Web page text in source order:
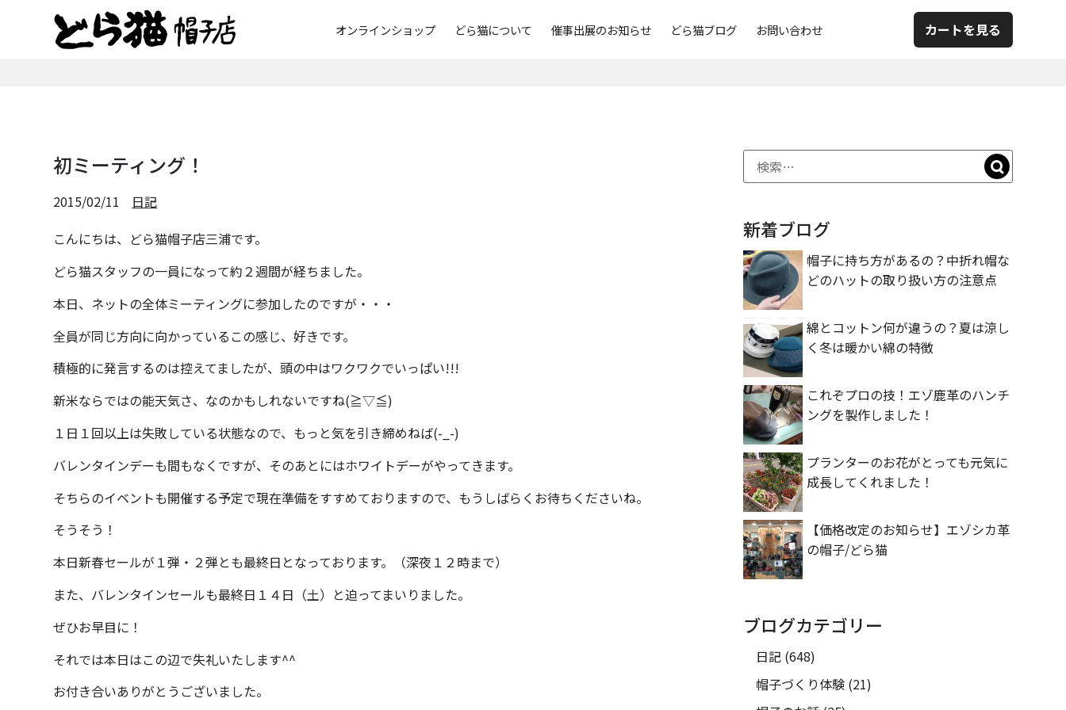
オンラインショップ どら猫について 催事出展のお知らせ どら猫ブログ お問い合わせ カートを見る
初ミーティング！
2015/02/11
日記
こんにちは、どら猫帽子店三浦です。
どら猫スタッフの一員になって約２週間が経ちました。
本日、ネットの全体ミーティングに参加したのですが・・・
全員が同じ方向に向かっているこの感じ、好きです。
積極的に発言するのは控えてましたが、頭の中はワクワクでいっぱい!!!
新米ならではの能天気さ、なのかもしれないですね(≧▽≦)
１日１回以上は失敗している状態なので、もっと気を引き締めねば(-_-)
バレンタインデーも間もなくですが、そのあとにはホワイトデーがやってきます。
そちらのイベントも開催する予定で現在準備をすすめておりますので、もうしばらくお待ちくださいね。
そうそう！
本日新春セールが１弾・２弾とも最終日となっております。（深夜１２時まで）
また、バレンタインセールも最終日１４日（土）と迫ってまいりました。
ぜひお早目に！
それでは本日はこの辺で失礼いたします^^
お付き合いありがとうございました。
新着ブログ
帽子に持ち方があるの？中折れ帽な
どのハットの取り扱い方の注意点
綿とコットン何が違うの？夏は涼し
く冬は暖かい綿の特徴
これぞプロの技！エゾ鹿革のハンチ
ングを製作しました！
プランターのお花がとっても元気に
成長してくれました！
【価格改定のお知らせ】エゾシカ革
の帽子/どら猫
ブログカテゴリー
日記(648)
帽子づくり体験(21)